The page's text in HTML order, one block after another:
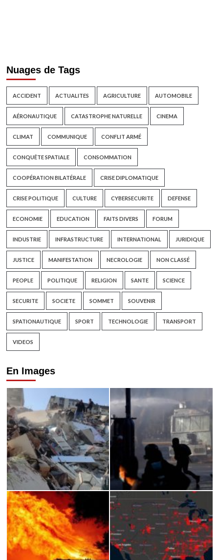
Nuages de Tags
ACCIDENT ACTUALITES AGRICULTURE AUTOMOBILE
AÉRONAUTIQUE CATASTROPHE NATURELLE CINEMA
CLIMAT COMMUNIQUE CONFLIT ARMÉ
CONQUÊTE SPATIALE CONSOMMATION
COOPÉRATION BILATÉRALE CRISE DIPLOMATIQUE
CRISE POLITIQUE CULTURE CYBERSECURITE DEFENSE
ECONOMIE EDUCATION FAITS DIVERS FORUM
INDUSTRIE INFRASTRUCTURE INTERNATIONAL JURIDIQUE
JUSTICE MANIFESTATION NECROLOGIE NON CLASSÉ
PEOPLE POLITIQUE RELIGION SANTE SCIENCE
SECURITE SOCIETE SOMMET SOUVENIR
SPATIONAUTIQUE SPORT TECHNOLOGIE TRANSPORT
VIDEOS
En Images